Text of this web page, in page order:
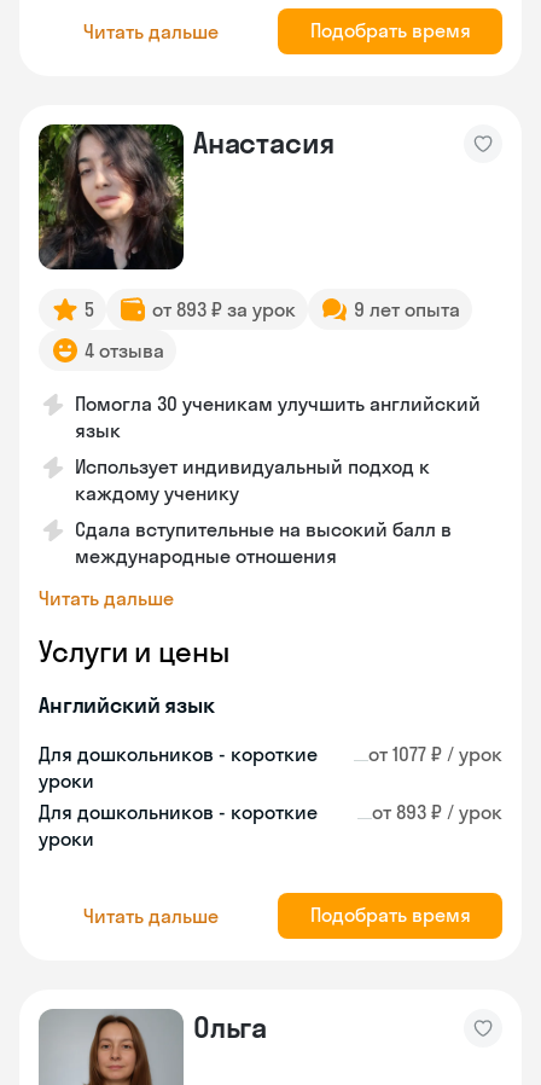
Читать дальше Подобрать время
Анастасия
5 от 893 ₽ за урок
9 лет опыта
4 отзыва
Помогла 30 ученикам улучшить английский
язык
Использует индивидуальный подход к
каждому ученику
Сдала вступительные на высокий балл в
международные отношения
Читать дальше
Услуги и цены
Английский язык
Для дошкольников - короткие
уроки
от 1077 ₽ / урок
Для дошкольников - короткие
уроки
от 893 ₽ / урок
Читать дальше Подобрать время
Ольга